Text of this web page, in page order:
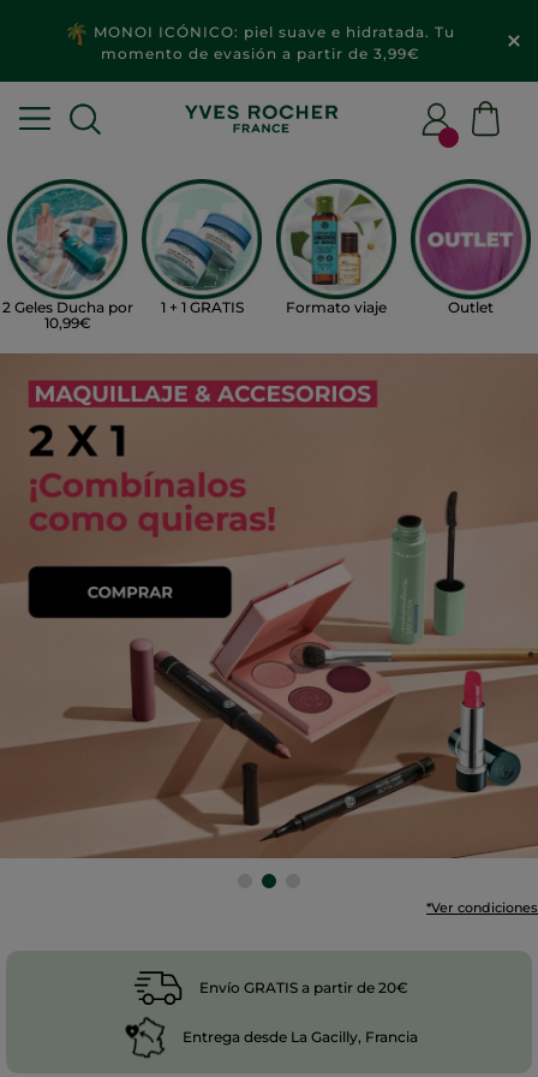
MONOI ICÓNICO: piel suave e hidratada. Tu
momento de evasión a partir de 3,99€
2 Geles Ducha por
10,99€
1 + 1 GRATIS Formato viaje Outlet
*Ver condiciones
Envío GRATIS a partir de 20€
Entrega desde La Gacilly, Francia